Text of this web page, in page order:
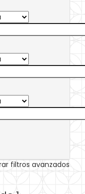
filtros avanzados